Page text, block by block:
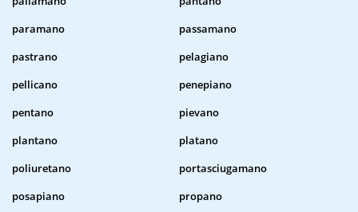
paramano
passamano
pastrano
pelagiano
pellicano
penepiano
pentano
pievano
plantano
platano
poliuretano
portasciugamano
posapiano
propano